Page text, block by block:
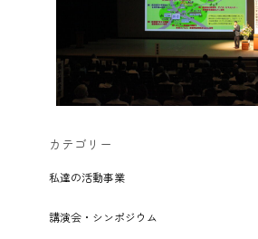
カテゴリー
私達の活動事業
講演会・シンポジウム